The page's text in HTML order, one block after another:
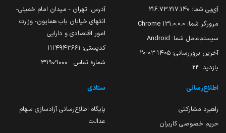
آی‌پی شما: 216.73.217.140
مرورگر شما: 131.0.0.0 Chrome
سیستم‌عامل شما: Android
آخرین بروزرسانی: ۱۴۰۵-۰۳-۲۰
بازدید: 24
آدرس: تهران - میدان امام خمینی-
انتهای خیابان باب همایون- وزارت
امور اقتصادی و دارایی
کدپستی: ۱۱۱۴۹۴۳۶۶۱
شماره تماس : 39909000
اطلاع‌رسانی
راهبرد مشارکتی
حریم خصوصی کاربران
ستادی
پایگاه اطلاع‌رسانی آزادسازی سهام
عدالت